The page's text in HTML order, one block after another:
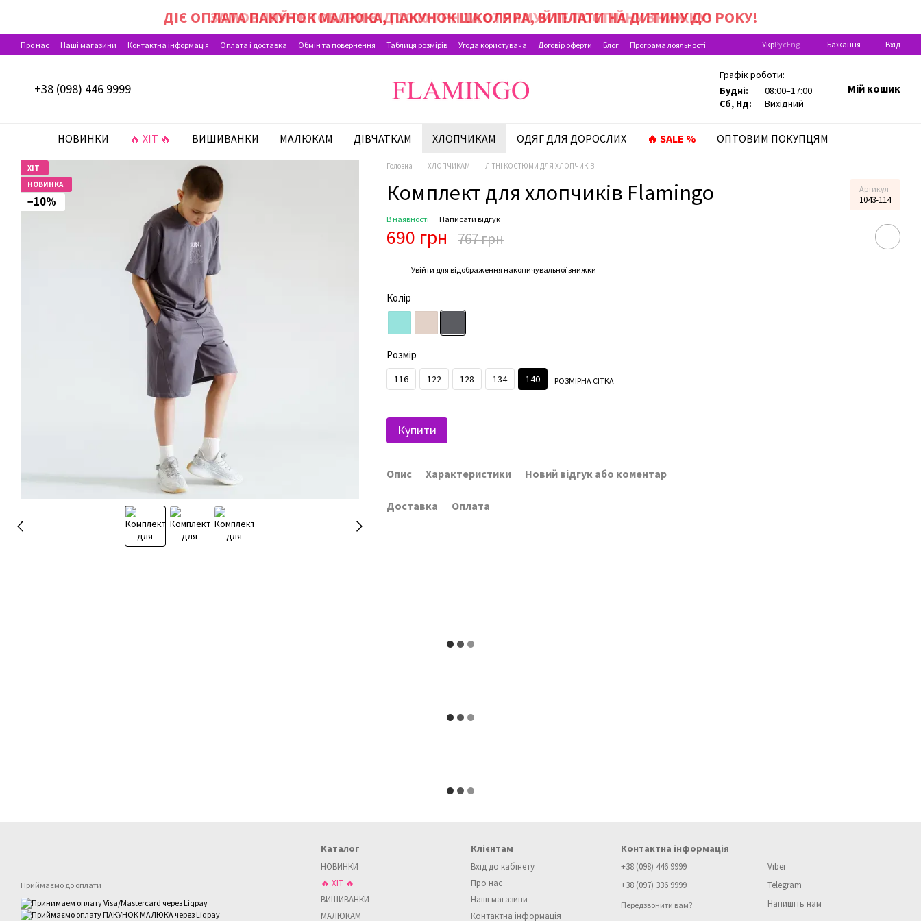
ДІЄ ОПЛАТА ПАКУНОК МАЛЮКА, ПАКУНОК ШКОЛЯРА, ВИПЛАТИ НА ДИТИНУ ДО РОКУ!
Про нас Наші магазини Контактна інформація Оплата і доставка Обмін та повернення Таблиця розмірів Угода користувача Договір оферти Блог
Програма лояльності
Відгуки про магазин
УкрРусEng Бажання Вхід
+38 (098) 446 9999
Графік роботи:
Будні:
08:00–17:00
Сб, Нд:
Вихідний
Мій кошик
НОВИНКИ 🔥 ХІТ 🔥 ВИШИВАНКИ МАЛЮКАМ ДІВЧАТКАМ ХЛОПЧИКАМ ОДЯГ ДЛЯ ДОРОСЛИХ 🔥 SALE % ОПТОВИМ ПОКУПЦЯМ
ХІТ
НОВИНКА
−10%
Головна ХЛОПЧИКАМ ЛІТНІ КОСТЮМИ ДЛЯ ХЛОПЧИКІВ
Комплект для хлопчиків Flamingo Артикул
1043-114
В наявності Написати відгук
690 грн 767 грн
Увійти для відображення накопичувальної знижки
Колір
Розмір
116 122 128 134 140 РОЗМІРНА СІТКА
Купити
Опис Характеристики Новий відгук або коментар
Доставка Оплата
Приймаємо до оплати
Каталог
НОВИНКИ
🔥 ХІТ 🔥
ВИШИВАНКИ
МАЛЮКАМ
Клієнтам
Вхід до кабінету
Про нас
Наші магазини
Контактна інформація
Контактна інформація
+38 (098) 446 9999
+38 (097) 336 9999
Передзвонити вам?
Viber
Telegram
Напишіть нам